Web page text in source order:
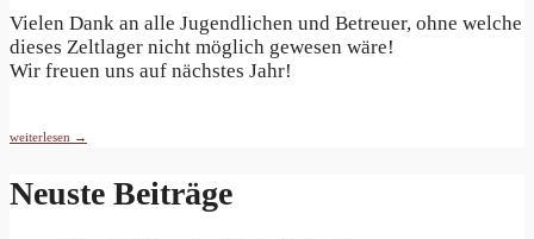
Vielen Dank an alle Jugendlichen und Betreuer, ohne welche
dieses Zeltlager nicht möglich gewesen wäre!
Wir freuen uns auf nächstes Jahr!
weiterlesen →
Neuste Beiträge